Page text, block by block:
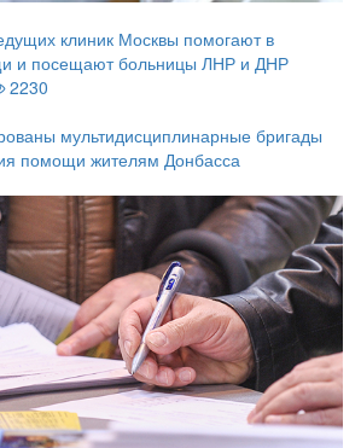
клиник Москвы помогают в
и посещают больницы ЛНР и ДНР
2230
мультидисциплинарные бригады
помощи жителям Донбасса